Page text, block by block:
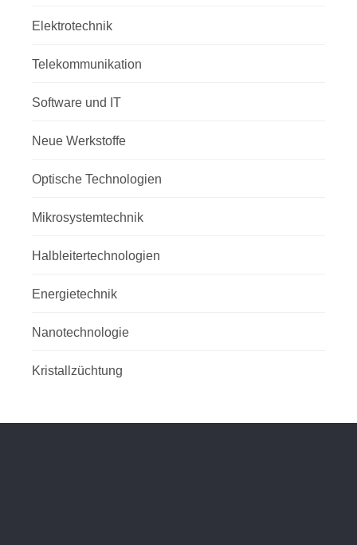
Elektrotechnik
Telekommunikation
Software und IT
Neue Werkstoffe
Optische Technologien
Mikrosystemtechnik
Halbleitertechnologien
Energietechnik
Nanotechnologie
Kristallzüchtung